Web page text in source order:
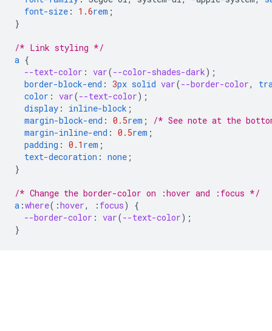
font-size : 1.6rem ;
}
/* Link styling */
a {
--text-color : var(--color-shades-dark);
border-block-end : 3px solid var(--border-color,
color : var(--text-color);
display : inline-block ;
margin-block-end : 0.5rem ;
/* See note at the
margin-inline-end : 0.5rem ;
padding : 0.1 rem ;
text-decoration : none ;
}
/* Change the border-color on :hover and :focus */
a :where( :hover, : focus)
{
--border-color : var(--text-color);
}